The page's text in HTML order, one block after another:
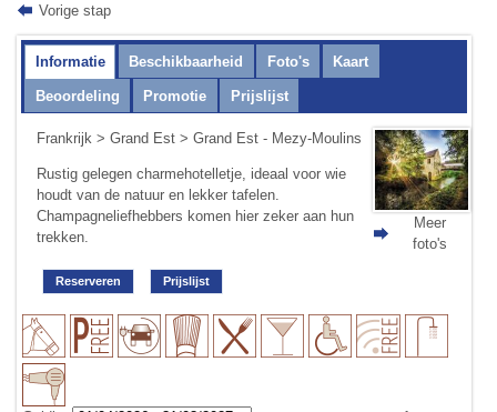
Vorige stap
Informatie Beschikbaarheid Foto's Kaart
Beoordeling Promotie Prijslijst
Frankrijk >Grand Est > Grand Est - Mezy-Moulins
Rustig gelegen charme­hotelletje, ideaal voor wie
houdt van de natuur en lekker tafelen.
Champagneliefhebbers komen hier zeker aan hun
trekken.
Reserveren Prijslijst
Meer
foto's